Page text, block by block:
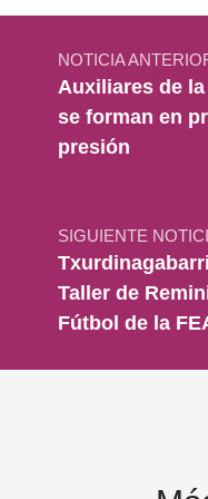
Navegación de entradas
NOTICIA
Auxiliares de
se forman en
presión
SIGUIENTE
Taller de
Fútbol de la